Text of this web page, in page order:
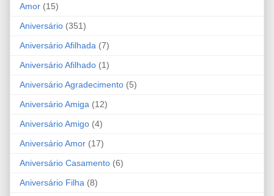
Amor (15)
Aniversário (351)
Aniversário Afilhada (7)
Aniversário Afilhado (1)
Aniversário Agradecimento (5)
Aniversário Amiga (12)
Aniversário Amigo (4)
Aniversário Amor (17)
Aniversário Casamento (6)
Aniversário Filha (8)